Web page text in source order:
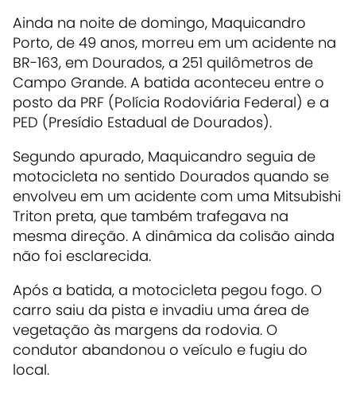
Ainda na noite de domingo, Maquicandro
Porto, de 49 anos, morreu em um acidente na
BR-163, em Dourados, a 251 quilômetros de
Campo Grande. A batida aconteceu entre o
posto da PRF (Polícia Rodoviária Federal) e a
PED (Presídio Estadual de Dourados).
Segundo apurado, Maquicandro seguia de
motocicleta no sentido Dourados quando se
envolveu em um acidente com uma Mitsubishi
Triton preta, que também trafegava na
mesma direção. A dinâmica da colisão ainda
não foi esclarecida.
Após a batida, a motocicleta pegou fogo. O
carro saiu da pista e invadiu uma área de
vegetação às margens da rodovia. O
condutor abandonou o veículo e fugiu do
local.